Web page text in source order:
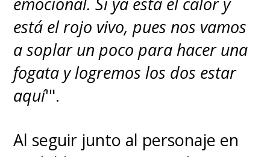
Alejandro Orozco, Gyutaro,
Demon Slayer: Kimetsu no Yaiba
-Arco del Distrito Rojo-
Diana Castañeda, Chisato
está el rojo vivo, pues nos vamos
a soplar un poco para hacer una
fogata y logremos los dos estar
aquí'".
Al seguir junto al personaje en